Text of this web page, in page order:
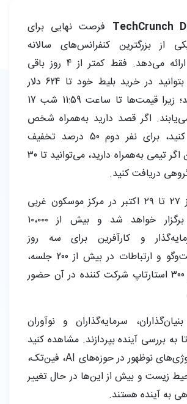
TechCrunch فرصت نهایی برای
از بزرگترین کنفرانس‌های سالانه
استارتاپ‌ها را ارائه می‌دهد. فقط کمتر از 4 روز باقی
مانده است تا بتوانید در خرید بلیط خود تا 624 دلار
صرفه‌جویی کنید؛ زیرا قیمت‌ها تا ساعت 11:59 شب 17
اگر قصد دارید به‌همراه شخص
دیگری شرکت کنید، برای نفر دوم 50 درصد تخفیف
بگیرید. همچنین اگر تیمی به‌همراه دارید، می‌توانید تا 30
دریافت کنید.
این کنفرانس از ۲۷ تا ۲۹ اکتبر در مرکز موسکون غربی
سانفرانسیسکو برگزار خواهد شد و بیش از ۱۰،۰۰۰
و کارآفرین برای سه روز
ایده‌پردازی، گفت‌وگو و ارتباطات در بیش از 200 جلسه،
250 سخنران و 300 استارتاپ شرکت کننده در آن حضور
سرمایه‌گذاران و نوآوران
به بررسی آینده بپردازند. مشاهده کنید
که چگونه تکنولوژی‌های نوظهور در حوزه‌های AI، فین‌تک،
زیست و بیش از این‌ها در حال تغییر
به آینده هستند.